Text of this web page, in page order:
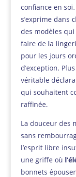
confiance en
s’exprime dans
des modèles
faire de la
pour les jours
d’exception.
véritable
qui souhaitent
raffinée.
La douceur des
sans
l’esprit libre
une griffe où
bonnets